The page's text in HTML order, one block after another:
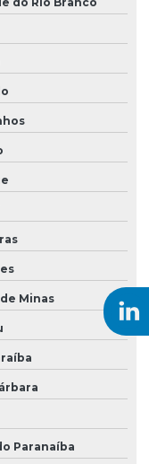
Minas
Paranaíba